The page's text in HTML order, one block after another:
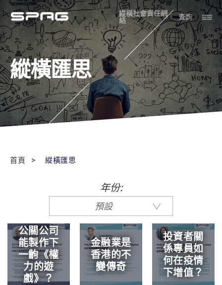
縱橫社會責任網
絡 查詢
縱橫匯思
首頁 縱橫匯思
年份:
預設
公關公司
能製作下
一齣《權
力的遊
戲》？
金融業是
香港的不
變傳奇
投資者關
係專員如
何在疫情
下增值？